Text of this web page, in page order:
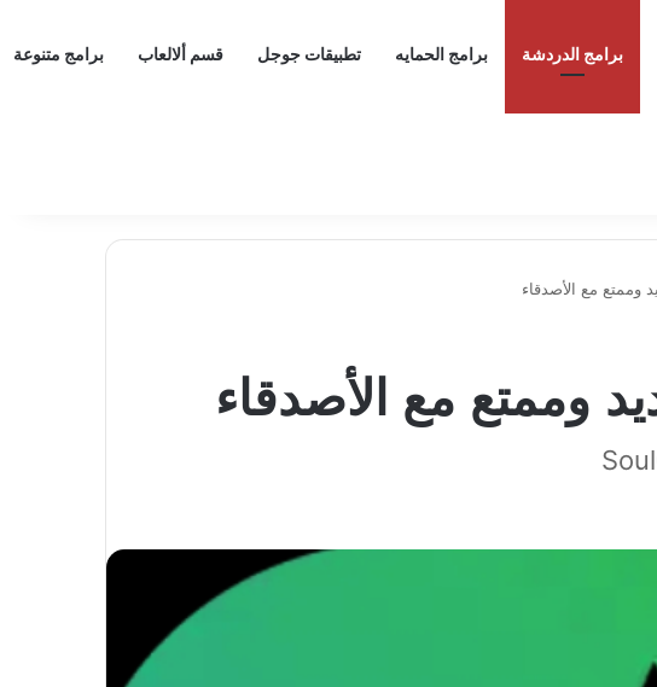
برامج الدردشة برامج الحمايه تطبيقات جوجل قسم ألالعاب برامج متنوعة